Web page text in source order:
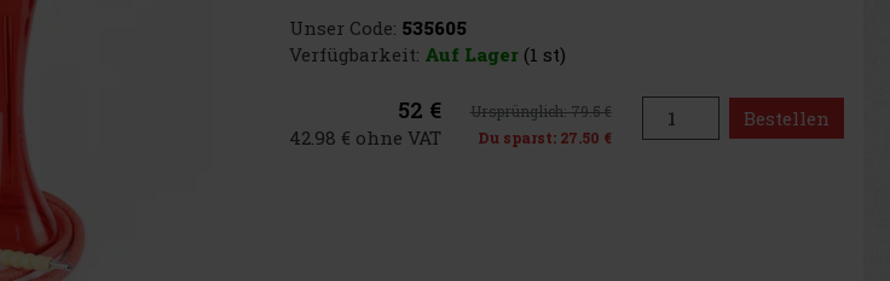
Unser Code: 535605
Verfügbarkeit: Auf Lager(1 st)
52 €
42.98 € ohne VAT
Ursprünglich:79.5 €
Du sparst: 27.50 €
Bestellen